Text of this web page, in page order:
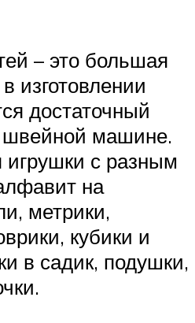
– это большая
изготовлении
достаточный
машине.
игрушки с разным
на
метрики,
кубики и
в садик, подушки,